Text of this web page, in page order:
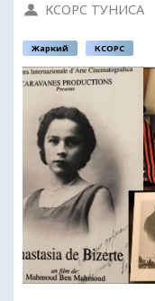
КСОРС ТУНИСА
Жаркий КСОРС